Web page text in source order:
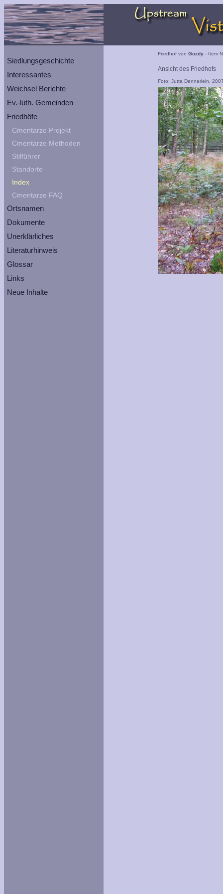
Siedlungsgeschichte
Interessantes
Weichsel Berichte
Ev.-luth. Gemeinden
Friedhöfe
Cmentarze Projekt
Cmentarze Methoden
Stilführer
Standorte
Index
Cmentarze FAQ
Ortsnamen
Dokumente
Unerklärliches
Literaturhinweis
Glossar
Links
Neue Inhalte
Friedhof von Gozdy - Item
Ansicht des Friedhofs
Foto: Jutta Dennerlein,